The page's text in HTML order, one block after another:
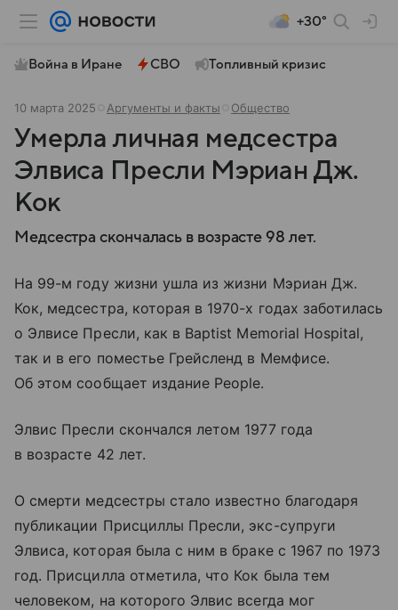
+30°
Война в Иране СВО Топливный кризис
10 марта 2025 Аргументы и факты Общество
Умерла личная медсестра
Элвиса Пресли Мэриан Дж.
Кок
Медсестра скончалась в возрасте 98 лет.
На 99-м году жизни ушла из жизни Мэриан Дж.
Кок, медсестра, которая в 1970-х годах заботилась
о Элвисе Пресли, как в Baptist Memorial Hospital,
так и в его поместье Грейсленд в Мемфисе.
Об этом сообщает издание People.
Элвис Пресли скончался летом 1977 года
в возрасте 42 лет.
О смерти медсестры стало известно благодаря
публикации Присциллы Пресли, экс-супруги
Элвиса, которая была с ним в браке с 1967 по 1973
год. Присцилла отметила, что Кок была тем
человеком, на которого Элвис всегда мог